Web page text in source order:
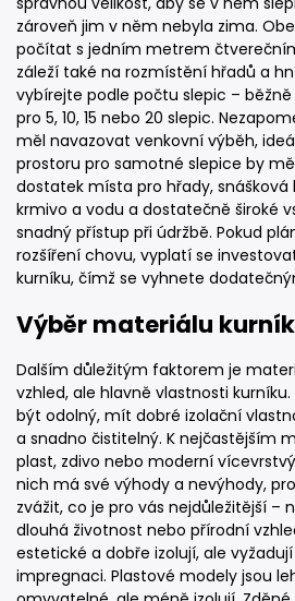
zároveň jim v něm nebyla zima.
počítat s jedním metrem
záleží také na rozmístění hřadů a
vybírejte podle počtu slepic –
pro 5, 10, 15 nebo 20 slepic.
měl navazovat venkovní výběh,
prostoru pro samotné slepice by
dostatek místa pro hřady, snášková
krmivo a vodu a dostatečně široké
snadný přístup při údržbě. Pokud
rozšíření chovu, vyplatí se
kurníku, čímž se vyhnete
Výběr materiálu
Dalším důležitým faktorem je
vzhled, ale hlavně vlastnosti
být odolný, mít dobré izolační
a snadno čistitelný. K nejčastějším
plast, zdivo nebo moderní vícevrstvý
nich má své výhody a nevýhody,
zvážit, co je pro vás nejdůležitější –
dlouhá životnost nebo přírodní
estetické a dobře izolují, ale
impregnaci. Plastové modely jsou